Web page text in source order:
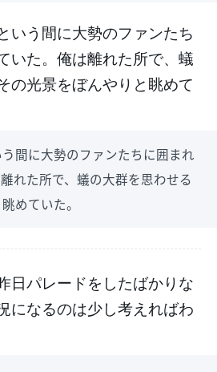
いう間に大勢のファンたち
いた。俺は離れた所で、蟻
の光景をぼんやりと眺めて
間に大勢のファンたちに囲まれ
れた所で、蟻の大群を思わせる
めていた。
日パレードをしたばかりな
になるのは少し考えればわ